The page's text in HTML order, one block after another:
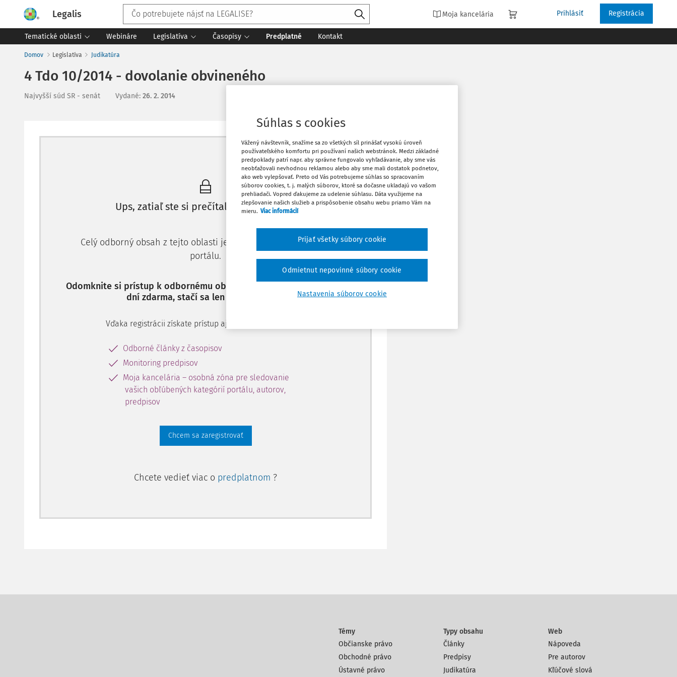
Legalis Moja kancelária Prihlásiť Registrácia
Tematické oblasti Webináre Legislatíva Časopisy Predplatné Kontakt
Domov Legislatíva Judikatúra
4 Tdo 10/2014 - dovolanie obvineného
Najvyšší súd SR - senát Vydané: 26. 2. 2014
Máte predplatné? Prihláste sa
Ups, zatiaľ ste si prečítali len začiatok...
Celý odborný obsah z tejto oblasti je dostupný predplatiteľom
portálu.
Odomknite si prístup k odbornému obsahu a získajte prístup na 10
dní zdarma, stačí sa len zaregistrovať.
Vďaka registrácii získate prístup aj k vybranému obsahu:
Odborné články z časopisov
Monitoring predpisov
Moja kancelária – osobná zóna pre sledovanie
vašich obľúbených kategórií portálu, autorov,
predpisov
Chcem sa zaregistrovať
Chcete vedieť viac o predplatnom ?
Vytlačiť
Obľúbené
Stiahnuť
Témy
Občianske právo
Obchodné právo
Ústavné právo
Typy obsahu
Články
Predpisy
Judikatúra
Web
Nápoveda
Pre autorov
Kľúčové slová
Súhlas s cookies
Vážený návštevník, snažíme sa zo všetkých síl prinášať vysokú úroveň
používateľského komfortu pri používaní našich webstránok. Medzi základné
predpoklady patrí napr. aby správne fungovalo vyhľadávanie, aby sme vás
neobťažovali nevhodnou reklamou alebo aby sme mali dostatok podnetov,
ako web vylepšovať. Preto od Vás potrebujeme súhlas so spracovaním
súborov cookies, t. j. malých súborov, ktoré sa dočasne ukladajú vo vašom
prehliadači. Vopred ďakujeme za udelenie súhlasu. Dáta využijeme na
zlepšovanie našich služieb a prispôsobenie obsahu webu priamo Vám na
mieru. Viac informácií
Nastavenia súborov cookie
Odmietnut nepovinné súbory cookie
Prijať všetky súbory cookie